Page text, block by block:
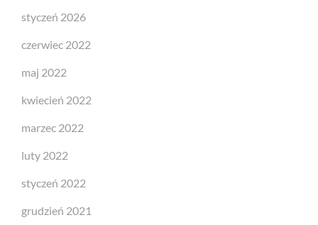
styczeń 2026
czerwiec 2022
maj 2022
kwiecień 2022
marzec 2022
luty 2022
styczeń 2022
grudzień 2021